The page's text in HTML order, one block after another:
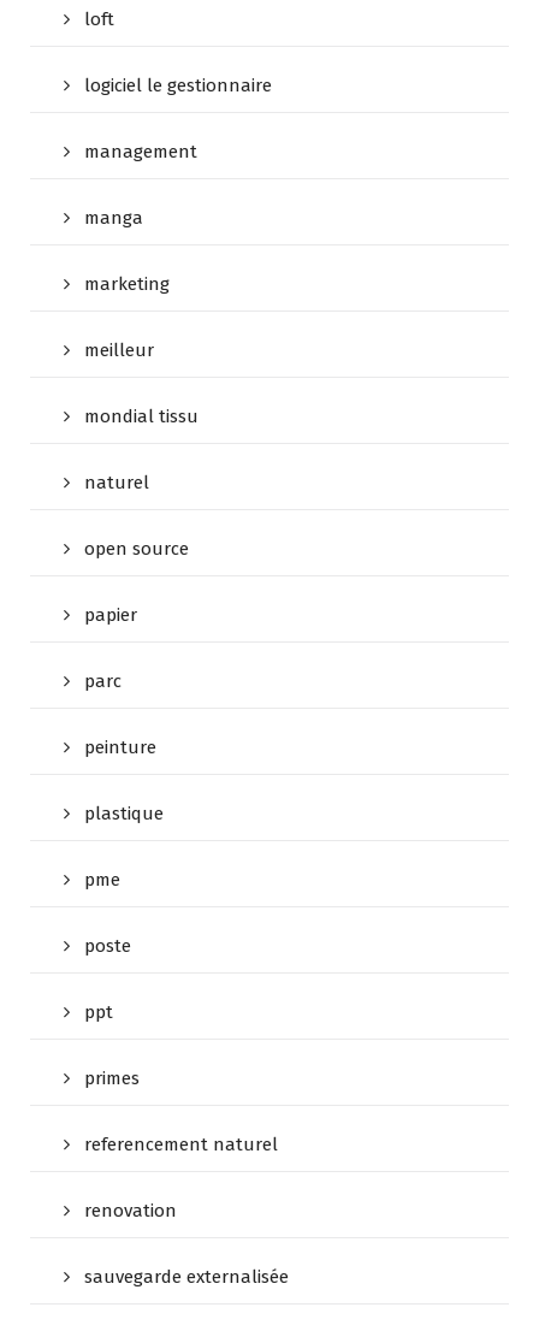
loft
logiciel le gestionnaire
management
manga
marketing
meilleur
mondial tissu
naturel
open source
papier
parc
peinture
plastique
pme
poste
ppt
primes
referencement naturel
renovation
sauvegarde externalisée